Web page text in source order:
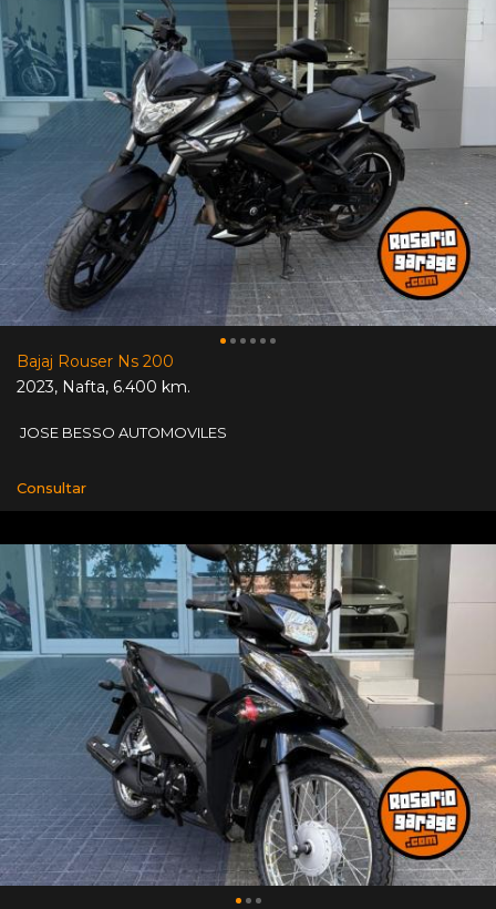
Bajaj Rouser Ns 200
2023, Nafta, 6.400 km.
JOSE BESSO AUTOMOVILES
Consultar